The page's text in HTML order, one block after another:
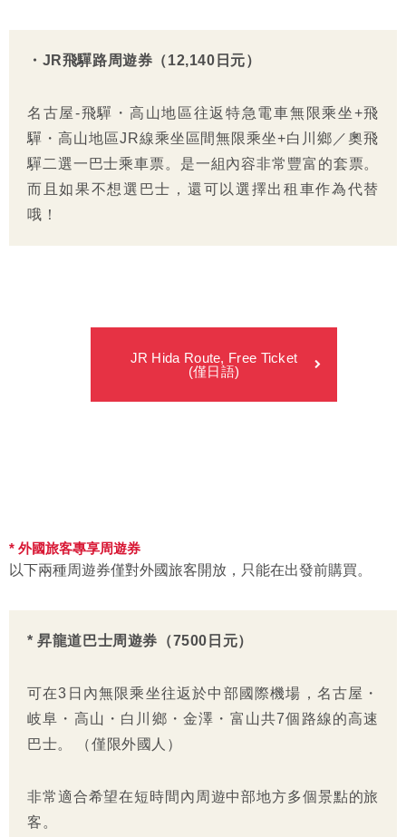
・JR飛驒路周遊券（12,140日元）
名古屋-飛驒・高山地區往返特急電車無限乘坐+飛
驒・高山地區JR線乘坐區間無限乘坐+白川鄉／奧飛
驒二選一巴士乘車票。是一組內容非常豐富的套票。
而且如果不想選巴士，還可以選擇出租車作為代替
哦！
JR Hida Route, Free Ticket
(僅日語)
* 外國旅客專享周遊券
以下兩種周遊券僅對外國旅客開放，只能在出發前購買。
* 昇龍道巴士周遊券（7500日元）
可在3日內無限乘坐往返於中部國際機場，名古屋・
岐阜・高山・白川鄉・金澤・富山共7個路線的高速
巴士。 （僅限外國人）
非常適合希望在短時間內周遊中部地方多個景點的旅
客。